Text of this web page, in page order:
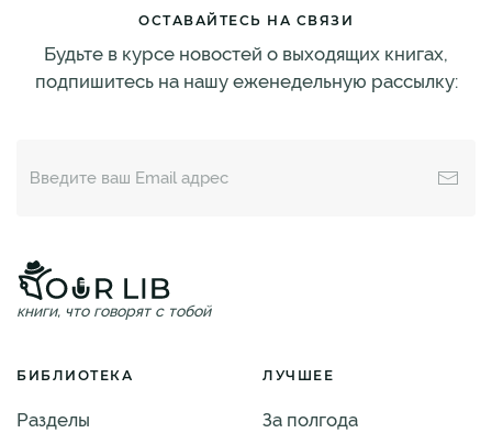
ОСТАВАЙТЕСЬ НА СВЯЗИ
Будьте в курсе новостей о выходящих книгах,
подпишитесь на нашу еженедельную рассылку:
книги, что говорят с тобой
БИБЛИОТЕКА
Разделы
ЛУЧШЕЕ
За полгода